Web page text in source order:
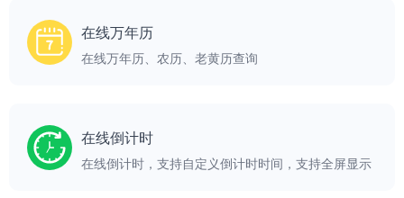
在线万年历
在线万年历、农历、老黄历查询
在线倒计时
在线倒计时，支持自定义倒计时时间，支持全屏显示